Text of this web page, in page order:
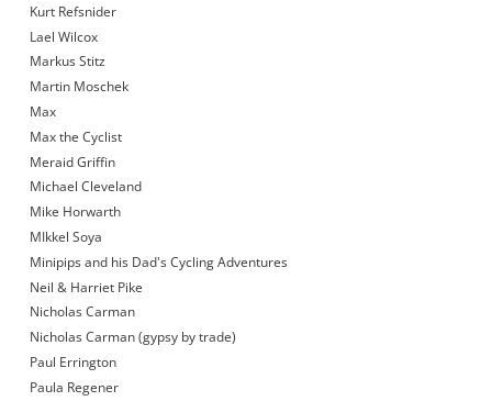
Kurt Refsnider
Lael Wilcox
Markus Stitz
Martin Moschek
Max
Max the Cyclist
Meraid Griffin
Michael Cleveland
Mike Horwarth
MIkkel Soya
Minipips and his Dad's Cycling Adventures
Neil & Harriet Pike
Nicholas Carman
Nicholas Carman (gypsy by trade)
Paul Errington
Paula Regener